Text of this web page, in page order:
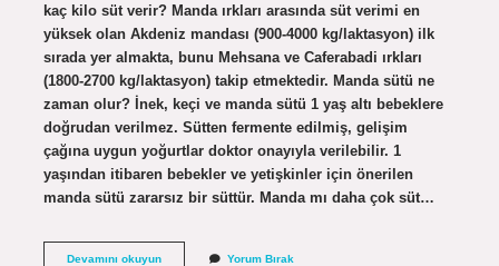
kaç kilo süt verir? Manda ırkları arasında süt verimi en
yüksek olan Akdeniz mandası (900-4000 kg/laktasyon) ilk
sırada yer almakta, bunu Mehsana ve Caferabadi ırkları
(1800-2700 kg/laktasyon) takip etmektedir. Manda sütü ne
zaman olur? İnek, keçi ve manda sütü 1 yaş altı bebeklere
doğrudan verilmez. Sütten fermente edilmiş, gelişim
çağına uygun yoğurtlar doktor onayıyla verilebilir. 1
yaşından itibaren bebekler ve yetişkinler için önerilen
manda sütü zararsız bir süttür. Manda mı daha çok süt…
Devamını okuyunManda
Yorum Bırak